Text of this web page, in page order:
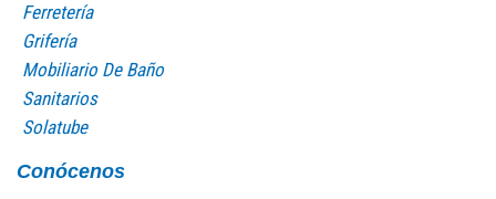
Ferretería
Grifería
Mobiliario De Baño
Sanitarios
Solatube
Conócenos